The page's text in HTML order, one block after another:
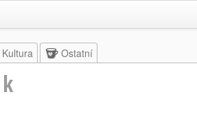
Kultura Ostatní